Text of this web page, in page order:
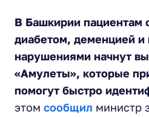
В Башкирии пациентам
диабетом, деменцией
нарушениями начнут
«Амулеты», которые
помогут быстро
этом сообщил министр